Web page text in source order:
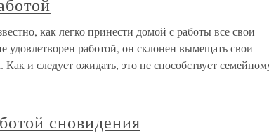
как легко принести домой с работы все свои
удовлетворен работой, он склонен вымещать свои
и следует ожидать, это не способствует
сновидения